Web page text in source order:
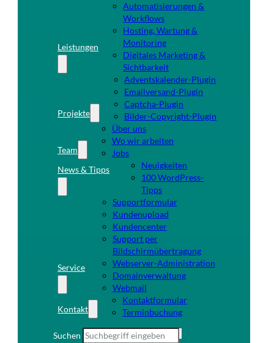
Leistungen
Automatisierungen &
Workflows
Hosting, Wartung &
Monitoring
Digitales Marketing &
Sichtbarkeit
Projekte
Adventskalender-Plugin
Emailversand-Plugin
Captcha-Plugin
Bilder-Copyright-Plugin
Team
Über uns
Wo wir arbeiten
Jobs
News & Tipps
Neuigkeiten
100 WordPress-
Tipps
Service
Supportformular
Kundenupload
Kundencenter
Support per
Bildschirmübertragung
Webserver-Administration
Domainverwaltung
Webmail
Kontakt
Kontaktformular
Terminbuchung
Suchen